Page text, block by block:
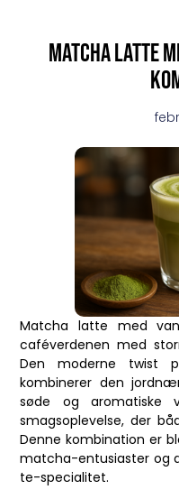
Matcha latte
Matcha latte med
caféverdenen med
Den moderne twist
kombinerer den
søde og aromatiske
smagsoplevelse, der
Denne kombination er
matcha-entusiaster og
te-specialitet.